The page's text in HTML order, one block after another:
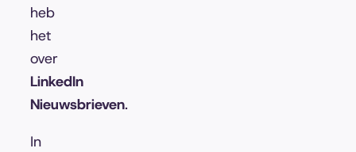
heb
het
over
LinkedIn
Nieuwsbrieven.
In